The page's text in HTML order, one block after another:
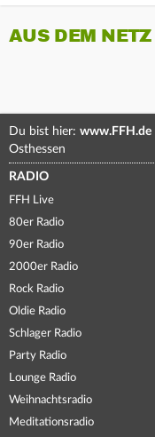
AUS DEM NETZ
Du bist hier: www.FFH.de
Osthessen
RADIO
FFH Live
80er Radio
90er Radio
2000er Radio
Rock Radio
Oldie Radio
Schlager Radio
Party Radio
Lounge Radio
Weihnachtsradio
Meditationsradio